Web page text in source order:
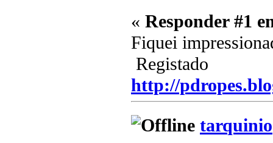
« Responder #1
Fiquei
Registado
http://
tarquinio